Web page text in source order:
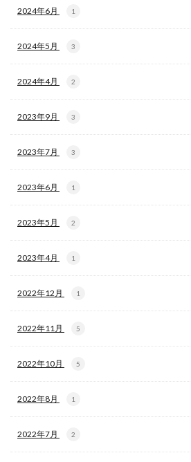
2024年6月 1
2024年5月 3
2024年4月 2
2023年9月 3
2023年7月 3
2023年6月 1
2023年5月 2
2023年4月 1
2022年12月 1
2022年11月 5
2022年10月 5
2022年8月 1
2022年7月 2